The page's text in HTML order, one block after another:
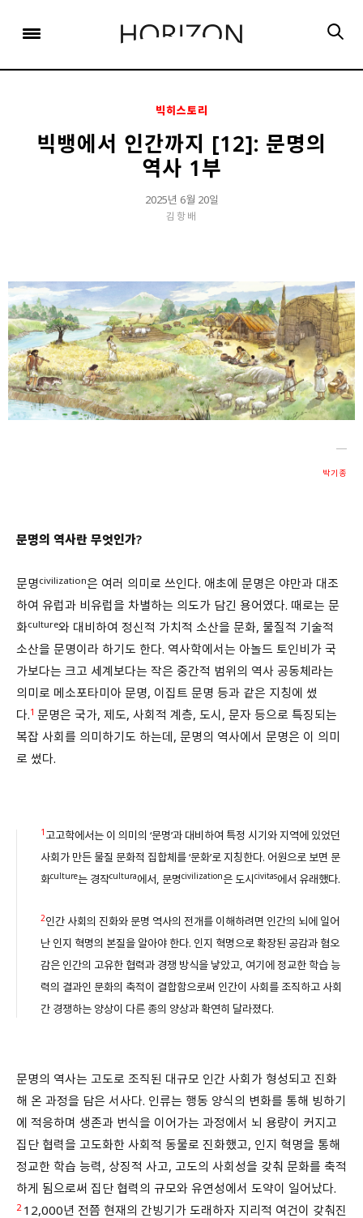
빅히스토리
빅뱅에서 인간까지 [12]: 문명의
역사 1부
2025년 6월 20일
김항배
박기종
문명의 역사란 무엇인가?
문명civilization은 여러 의미로 쓰인다. 애초에 문명은 야만과 대조
하여 유럽과 비유럽을 차별하는 의도가 담긴 용어였다. 때로는 문
화culture와 대비하여 정신적 가치적 소산을 문화, 물질적 기술적
소산을 문명이라 하기도 한다. 역사학에서는 아놀드 토인비가 국
가보다는 크고 세계보다는 작은 중간적 범위의 역사 공동체라는
의미로 메소포타미아 문명, 이집트 문명 등과 같은 지칭에 썼
다.1 문명은 국가, 제도, 사회적 계층, 도시, 문자 등으로 특징되는
복잡 사회를 의미하기도 하는데, 문명의 역사에서 문명은 이 의미
로 썼다.
1 고고학에서는 이 의미의 ‘문명’과 대비하여 특정 시기와 지역에 있었던
사회가 만든 물질 문화적 집합체를 ‘문화’로 지칭한다. 어원으로 보면 문
화culture는 경작cultura에서, 문명civilization은 도시civitas에서 유래했다.
2인간 사회의 진화와 문명 역사의 전개를 이해하려면 인간의 뇌에 일어
난 인지 혁명의 본질을 알아야 한다. 인지 혁명으로 확장된 공감과 혐오
감은 인간의 고유한 협력과 경쟁 방식을 낳았고, 여기에 정교한 학습 능
력의 결과인 문화의 축적이 결합함으로써 인간이 사회를 조직하고 사회
간 경쟁하는 양상이 다른 종의 양상과 확연히 달라졌다.
문명의 역사는 고도로 조직된 대규모 인간 사회가 형성되고 진화
해 온 과정을 담은 서사다. 인류는 행동 양식의 변화를 통해 빙하기
에 적응하며 생존과 번식을 이어가는 과정에서 뇌 용량이 커지고
집단 협력을 고도화한 사회적 동물로 진화했고, 인지 혁명을 통해
정교한 학습 능력, 상징적 사고, 고도의 사회성을 갖춰 문화를 축적
하게 됨으로써 집단 협력의 규모와 유연성에서 도약이 일어났다.
2 12,000년 전쯤 현재의 간빙기가 도래하자 지리적 여건이 갖춰진
x
로그인
소셜 계정으로 로그인할 수 있습니다.
비밀번호 찾기
보내기
SIGN UP
회원 가입을 통해 더 많은 정보를 받아보세요.
01 02
이메일 인증
03
입력하신 이메일 주소
발송된 인증 메일에서 링크를 통해
회원 가입을 완료해 주세요.
SIGN UP
회원정보입력
02
이메일 인증 가입완료
이메일 인증이 완료되었습니다.
가입하신 이메일 주소로 로그인 후 서비스를 이용해주세요.
SIGN UP
회원 가입을 통해 더 많은 정보를 받아보세요.
01 02
이메일 인증
03
8자 이상의 영문자와 숫자 조합으로 작성해 주세요.
회원가입 약관 동의 상세보기
개인정보의 수집 및 이용 안내 동의 상세보기